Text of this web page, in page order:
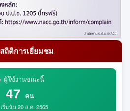
สถิติการเยี่ยมชม
ผู้ใช้งานขณะนี้
47 คน
เริ่มนับ 20 ส.ค. 2565